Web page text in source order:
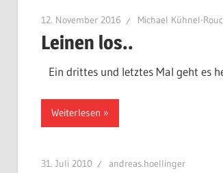
12. November 2016 Michael Kühnel-
Leinen los..
Ein drittes und letztes Mal geht es
Weiterlesen
31. Juli 2010 andreas.hoellinger